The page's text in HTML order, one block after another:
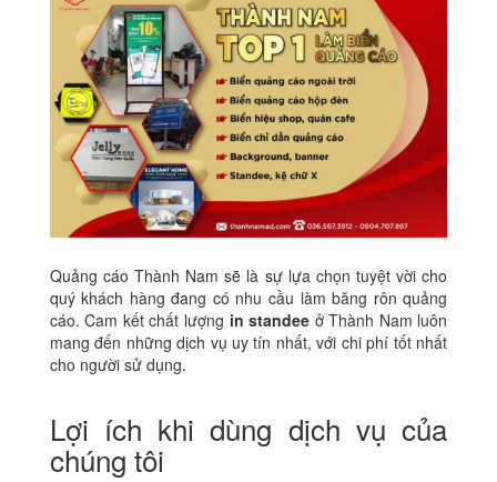
Quảng cáo Thành Nam sẽ là sự lựa chọn tuyệt vời cho
quý khách hàng đang có nhu cầu làm băng rôn quảng
cáo. Cam kết chất lượng in standee ở Thành Nam luôn
mang đến những dịch vụ uy tín nhất, với chi phí tốt nhất
cho người sử dụng.
Lợi ích khi dùng dịch vụ của
chúng tôi